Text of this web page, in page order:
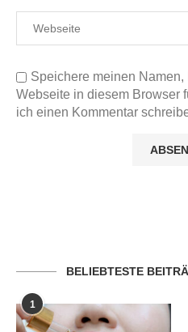
Speichere meinen Namen,
Webseite in diesem Browser
ich einen Kommentar
BELIEBTESTE
1